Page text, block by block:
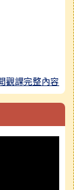
觀課完整內容